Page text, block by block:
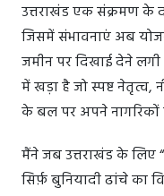
उत्तराखंड एक संक्रमण के
जिसमें संभावनाएं अब
जमीन पर दिखाई देने लगी
में खड़ा है जो स्पष्ट नेतृत्व,
के बल पर अपने नागरिकों
मैंने जब उत्तराखंड के लिए
सिर्फ़ बुनियादी ढांचे का